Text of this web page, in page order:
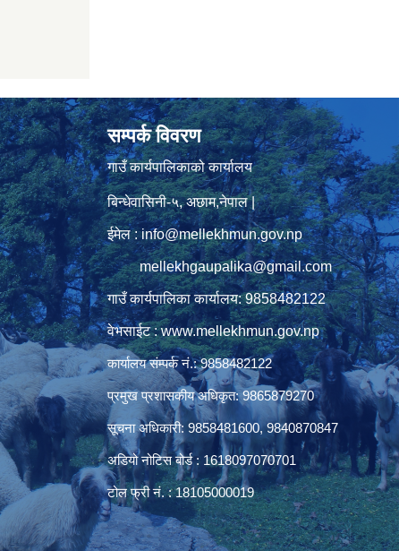
सम्पर्क विवरण
गाउँ कार्यपालिकाको कार्यालय
बिन्धेवासिनी-५, अछाम,नेपाल |
ईमेल : info@mellekhmun.gov.np
mellekhgaupalika@gmail.com
गाउँ कार्यपालिका कार्यालय: 9858482122
वेभसाईट : www.mellekhmun.gov.np
कार्यालय संम्पर्क नं.: 9858482122
प्रमुख प्रशासकीय अधिकृत: 9865879270
सूचना अधिकारी: 9858481600, 9840870847
अडियो नोटिस बोर्ड : 1618097070701
टोल फ्री नं. : 18105000019